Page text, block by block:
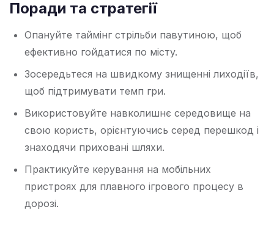
Поради та стратегії
Опануйте таймінг стрільби павутиною, щоб
ефективно гойдатися по місту.
Зосередьтеся на швидкому знищенні лиходіїв,
щоб підтримувати темп гри.
Використовуйте навколишнє середовище на
свою користь, орієнтуючись серед перешкод і
знаходячи приховані шляхи.
Практикуйте керування на мобільних
пристроях для плавного ігрового процесу в
дорозі.